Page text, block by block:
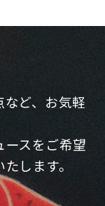
ど、お気軽
スをご希望
します。